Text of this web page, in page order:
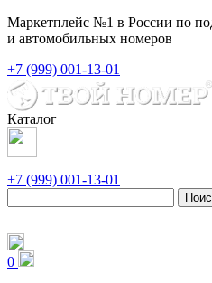
Маркетплейс №1 в России по
и автомобильных номеров
+7 (999) 001-13-01
Каталог
+7 (999) 001-13-01
0